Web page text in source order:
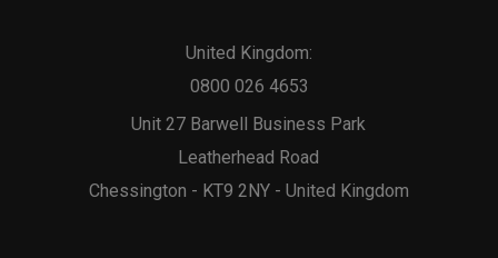
Unit 27 Barwell Business Park
Leatherhead Road
Chessington - KT9 2NY - United Kingdom
United Kingdom:
0800 026 4653